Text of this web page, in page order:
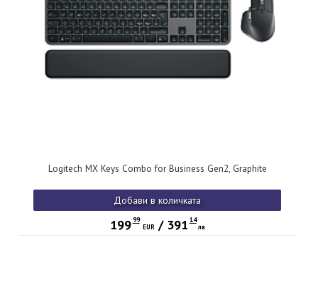
Logitech MX Keys Combo for Business Gen2, Graphite
Добави в количката
199 99
EUR/ 391 14
лв